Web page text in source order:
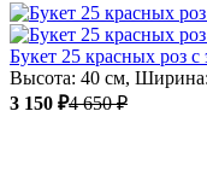
Букет 25 красных роз
Высота: 40 см,
3 150 ₽4 650 ₽